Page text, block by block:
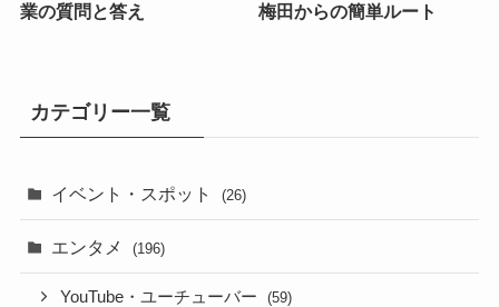
業の質問と答え
梅田からの簡単ルート
カテゴリー一覧
イベント・スポット (26)
エンタメ (196)
YouTube・ユーチューバー (59)